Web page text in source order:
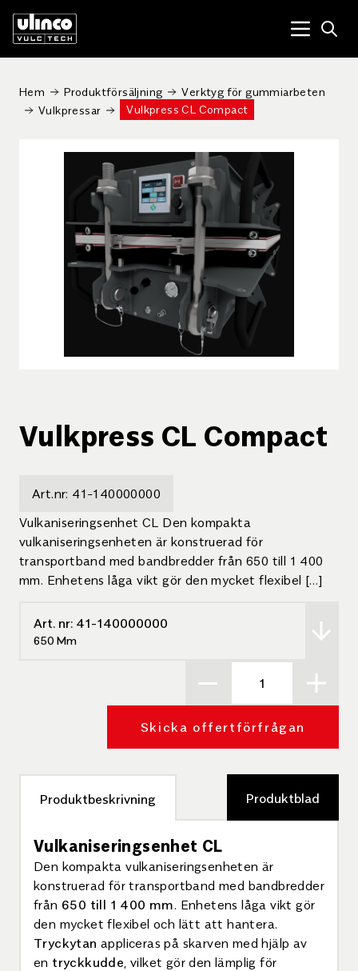
Menu
Hem Produktförsäljning
Verktyg för gummiarbeten
Vulkpressar
Vulkpress CL Compact
Vulkpress CL Compact
Art.nr: 41-140000000
Vulkaniseringsenhet CL Den kompakta
vulkaniseringsenheten är konstruerad för
transportband med bandbredder från 650 till 1 400
mm. Enhetens låga vikt gör den mycket flexibel […]
Art. nr: 41-140000000
650 Mm
Skicka offertförfrågan
Produktbeskrivning Produktblad
Vulkaniseringsenhet CL
Den kompakta vulkaniseringsenheten är
konstruerad för transportband med bandbredder
från 650 till 1 400 mm. Enhetens låga vikt gör
den mycket flexibel och lätt att hantera.
Tryckytan appliceras på skarven med hjälp av
en tryckkudde , vilket gör den lämplig för